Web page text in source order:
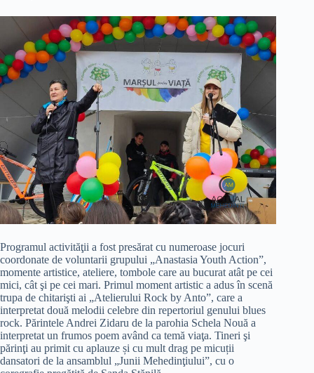
Programul activităţii a fost presărat cu numeroase jocuri
coordonate de voluntarii grupului „Anastasia Youth Action”,
momente artistice, ateliere, tombole care au bucurat atât pe cei
mici, cât şi pe cei mari. Primul moment artistic a adus în scenă
trupa de chitarişti ai „Atelierului Rock by Anto”, care a
interpretat două melodii celebre din repertoriul genului blues
rock. Părintele Andrei Zidaru de la parohia Schela Nouă a
interpretat un frumos poem având ca temă viaţa. Tineri şi
părinţi au primit cu aplauze și cu mult drag pe micuții
dansatori de la ansamblul „Junii Mehedinţiului”, cu o